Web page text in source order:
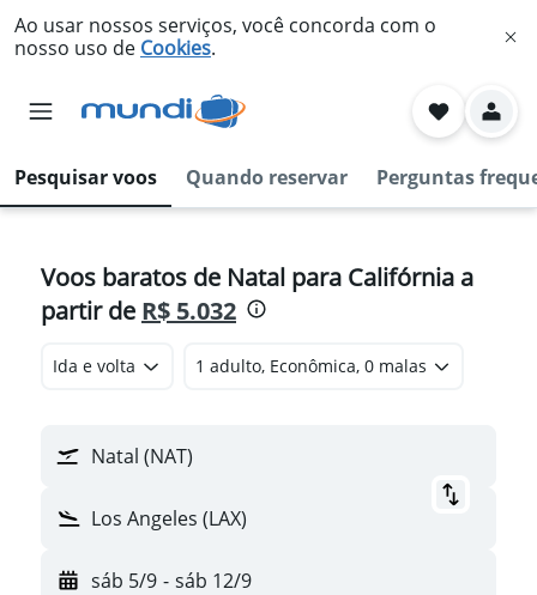
Ao usar nossos serviços, você concorda com o
nosso uso de Cookies.
Pesquisar voos Quando reservar Perguntas
Voos baratos de Natal para Califórnia a
partir de R$ 5.032
Ida e volta 1 adulto, Econômica, 0 malas
Natal (NAT)
Los Angeles (LAX)
sáb 5/9 - sáb 12/9